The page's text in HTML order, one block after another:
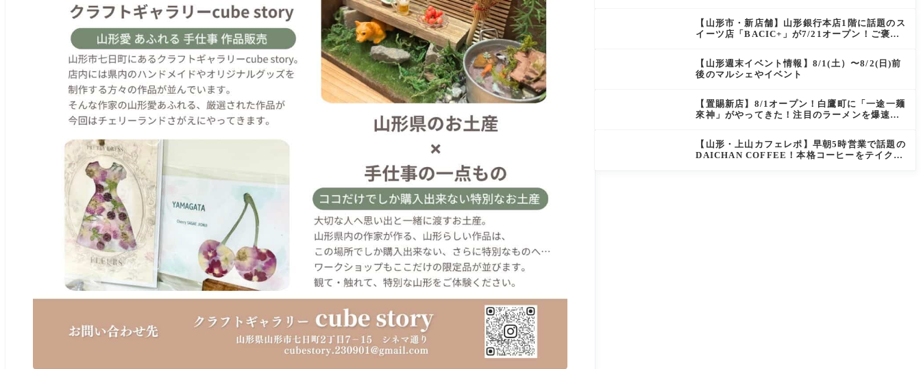
【山形市・新店舗】山形銀行本店1階に話題のス
イーツ店「BACIC+」が7/21オープン！ご褒美
【山形週末イベント情報】8/1(土）〜8/2(日)前
後のマルシェやイベント
【置賜新店】8/1オープン！白鷹町に「一途一麺
來神」がやってきた！注目のラーメンを爆速実
【山形・上山カフェレポ】早朝5時営業で話題の
DAICHAN COFFEE！本格コーヒーをテイクア